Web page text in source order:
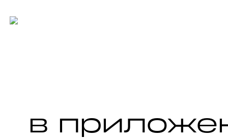
тем самым они стремились создать антитезу
фоновой застройке — плоским и
в